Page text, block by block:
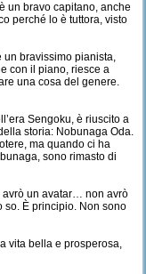
un bravo capitano, anche
perché lo è tuttora, visto
un bravissimo pianista,
con il piano, riesce a
una cosa del genere.
Sengoku, è riuscito a
storia: Nobunaga Oda.
ma quando ci ha
sono rimasto di
avrò un avatar… non avrò
È principio. Non sono
vita bella e prosperosa,